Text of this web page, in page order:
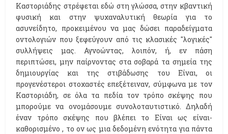
Καστοριάδης στρέφεται εδώ στη γλώσσα, στην κβαντική
φυσική και στην ψυχαναλυτική θεωρία για το
ασυνείδητο, προκειμένου να μας δώσει παραδείγματα
οντολογιών που ξεφεύγουν από τις κλασικές "λογικές"
συλλήψεις μας. Αγνοώντας, λοιπόν, ή, εν πάση
περιπτώσει, μην παίρνοντας στα σοβαρά τα σημεία της
δημιουργίας και της στιβάδωσης του Είναι, οι
προγενέστεροι στοχαστές επεξέτειναν, σύμφωνα με τον
Καστοριάδη, σε όλα τα πεδία τον τρόπο σκέψης που
μπορούμε να ονομάσουμε συνολοταυτιστικό. Δηλαδή
έναν τρόπο σκέψης που βλέπει το Είναι ως είναι-
καθορισμένο , το ον ως μια δεδομένη ενότητα για πάντα